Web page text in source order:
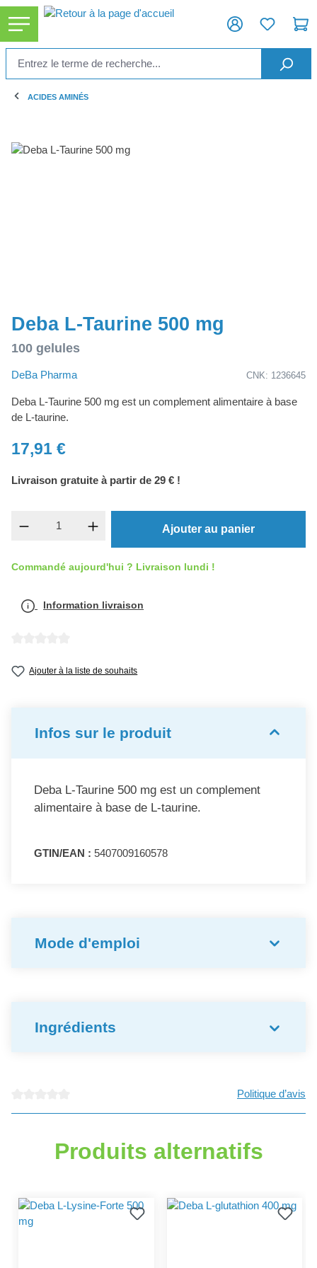
principal
ACIDES AMINÉS
Ignorer la galerie d'images
Deba L-Taurine 500 mg
100 gelules
DeBa Pharma CNK: 1236645
Deba L-Taurine 500 mg est un complement alimentaire à base
de L-taurine.
17,91 €
Livraison gratuite à partir de 29 € !
Quantité de produit : Entrez la quantité
Ajouter au panier
Commandé aujourd'hui ? Livraison lundi !
Information livraison
Ajouter à la liste de souhaits
Infos sur le produit
Deba L-Taurine 500 mg est un complement
alimentaire à base de L-taurine.
GTIN/EAN : 5407009160578
Mode d'emploi
Ingrédients
Politique d’avis
Produits alternatifs